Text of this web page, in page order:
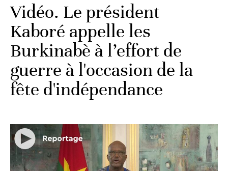
Vidéo. Le président
Kaboré appelle les
Burkinabè à l’effort de
guerre à l'occasion de la
fête d'indépendance